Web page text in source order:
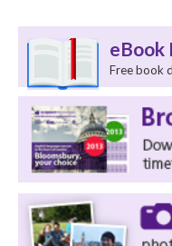
eBook
Free book